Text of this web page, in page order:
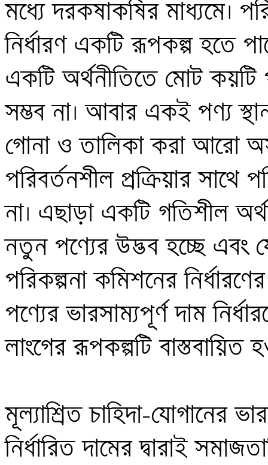
মধ্যে দরকষাকষির মাধ্যমে।
নির্ধারণ একটি রূপকল্প হতে
একটি অর্থনীতিতে মোট কয়টি
সম্ভব না। আবার একই পণ্য
গোনা ও তালিকা করা আরো
পরিবর্তনশীল প্রক্রিয়ার সাথে
না। এছাড়া একটি গতিশীল
নতুন পণ্যের উদ্ভব হচ্ছে এবং
পরিকল্পনা কমিশনের
পণ্যের ভারসাম্যপূর্ণ দাম
লাংগের রূপকল্পটি
মূল্যাশ্রিত চাহিদা-যোগানের
নির্ধারিত দামের দ্বারাই